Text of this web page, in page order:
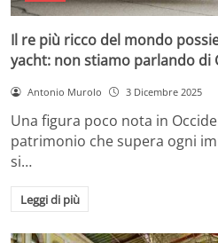
Il re più ricco del mondo
yacht: non stiamo parlando di
Antonio Murolo 3 Dicembre 2025
Una figura poco nota in
patrimonio che supera ogni
si…
Leggi di più